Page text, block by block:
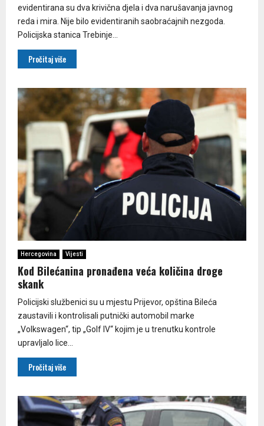
evidentirana su dva krivična djela i dva narušavanja javnog
reda i mira. Nije bilo evidentiranih saobraćajnih nezgoda.
Policijska stanica Trebinje...
Pročitaj više
Hercegovina Vijesti
Kod Bilećanina pronađena veća količina droge
skank
Policijski službenici su u mjestu Prijevor, opština Bileća
zaustavili i kontrolisali putnički automobil marke
„Volkswagen“, tip „Golf IV“ kojim je u trenutku kontrole
upravljalo lice...
Pročitaj više